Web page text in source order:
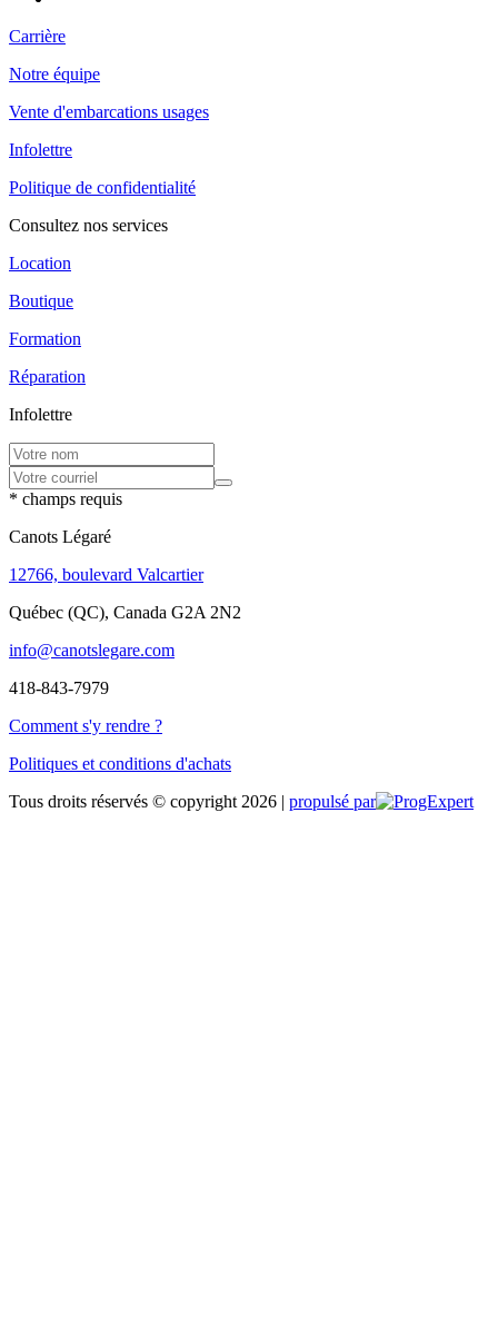
Carrière
Notre équipe
Vente d'embarcations usages
Infolettre
Politique de confidentialité
Consultez nos services
Location
Boutique
Formation
Réparation
Infolettre
* champs requis
Canots Légaré
12766, boulevard Valcartier
Québec (QC), Canada G2A 2N2
info@canotslegare.com
418-843-7979
Comment s'y rendre ?
Politiques et conditions d'achats
Tous droits réservés © copyright 2026 | propulsé par